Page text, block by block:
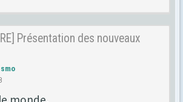
Présentation des nouveaux